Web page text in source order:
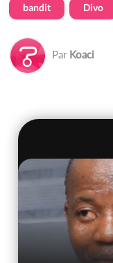
bandit Divo
Par Koaci